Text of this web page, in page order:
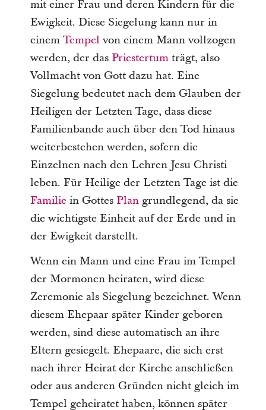
mit einer Frau und deren Kindern für die
Ewigkeit. Diese Siegelung kann nur in
einem Tempel von einem Mann vollzogen
werden, der das Priestertumträgt, also
Vollmacht von Gott dazu hat. Eine
Siegelung bedeutet nach dem Glauben der
Heiligen der Letzten Tage, dass diese
Familienbande auch über den Tod hinaus
weiterbestehen werden, sofern die
Einzelnen nach den Lehren Jesu Christi
leben. Für Heilige der Letzten Tage ist die
Familie in Gottes Plangrundlegend, da sie
die wichtigste Einheit auf der Erde und in
der Ewigkeit darstellt.
Wenn ein Mann und eine Frau im Tempel
der Mormonen heiraten, wird diese
Zeremonie als Siegelung bezeichnet. Wenn
diesem Ehepaar später Kinder geboren
werden, sind diese automatisch an ihre
Eltern gesiegelt. Ehepaare, die sich erst
nach ihrer Heirat der Kirche anschließen
oder aus anderen Gründen nicht gleich im
Tempel geheiratet haben, können später